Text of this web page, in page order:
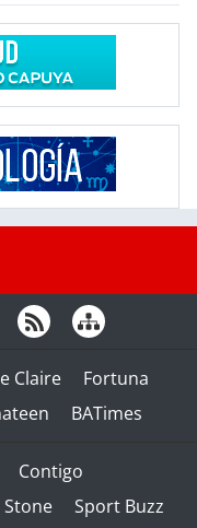
Claire
Fortuna
BATimes
Contigo
Stone Sport Buzz